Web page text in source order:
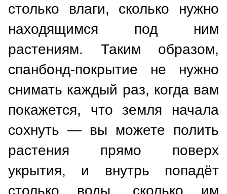
столько влаги, сколько нужно
находящимся под ним
растениям. Таким образом,
спанбонд-покрытие не нужно
снимать каждый раз, когда вам
покажется, что земля начала
сохнуть — вы можете полить
растения прямо поверх
укрытия, и внутрь попадёт
столько воды, сколько им